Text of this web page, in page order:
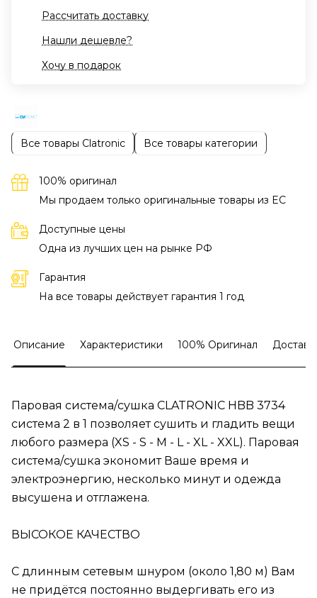
Рассчитать доставку
Нашли дешевле?
Хочу в подарок
Все товары Clatronic Все товары категории
100% оригинал
Мы продаем только оригинальные товары из EC
Доступные цены
Одна из лучших цен на рынке РФ
Гарантия
На все товары действует гарантия 1 год
Описание Характеристики 100% Оригинал
Паровая система/сушка CLATRONIC HBB 3734
система 2 в 1 позволяет сушить и гладить вещи
любого размера (XS - S - M - L - XL - XXL). Паровая
система/сушка экономит Ваше время и
электроэнергию, несколько минут и одежда
высушена и отглажена.
ВЫСОКОЕ КАЧЕСТВО
С длинным сетевым шнуром (около 1,80 м) Вам
не придётся постоянно выдергивать его из